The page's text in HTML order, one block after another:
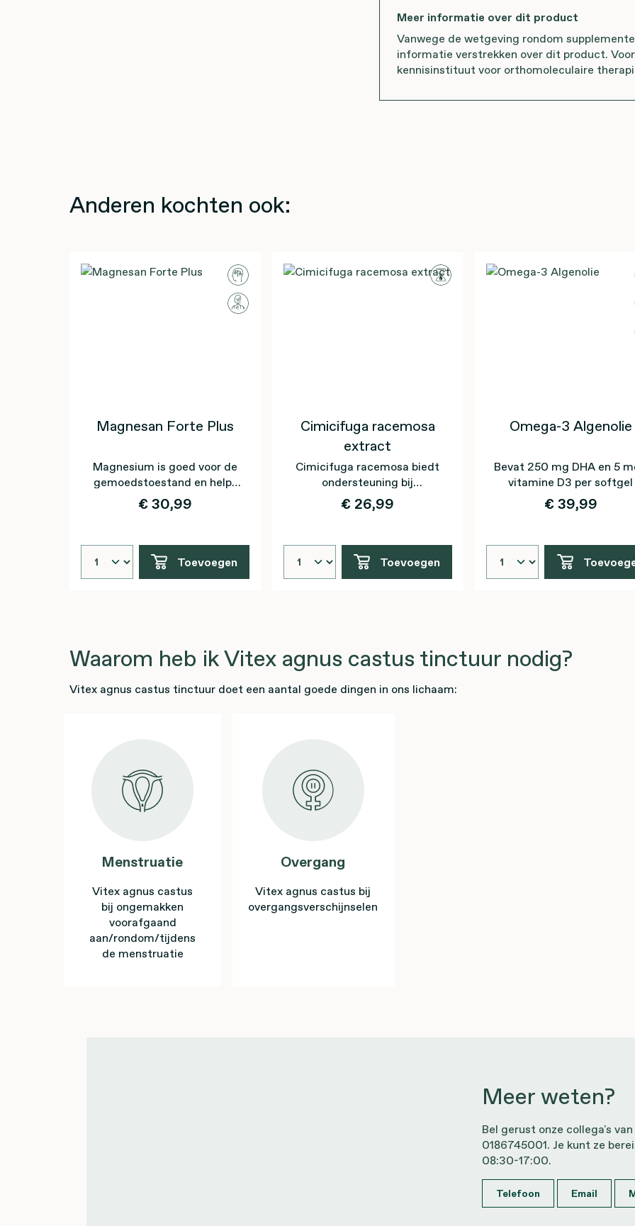
Meer informatie over dit product
Vanwege de wetgeving rondom
informatie verstrekken over dit product.
kennisinstituut voor orthomoleculaire
Anderen kochten ook:
Magnesan Forte Plus
Magnesium is goed voor de
gemoedstoestand en helpt
bij vermoeidheid
€ 30,99
Toevoegen
Cimicifuga racemosa
extract
Cimicifuga racemosa biedt
ondersteuning bij
overgangsverschijnselen*
€ 26,99
Toevoegen
Omega-3 Algenolie
Bevat 250 mg DHA en 5
vitamine D3 per softgel
€ 39,99
Waarom heb ik Vitex agnus castus tinctuur nodig?
Vitex agnus castus tinctuur doet een aantal goede dingen in ons lichaam:
Menstruatie
Vitex agnus castus
bij ongemakken
voorafgaand
aan/rondom/tijdens
de menstruatie
Overgang
Vitex agnus castus bij
overgangsverschijnselen
Meer weten?
Bel gerust onze collega's
0186745001. Je kunt ze
08:30-17:00.
Telefoon Email